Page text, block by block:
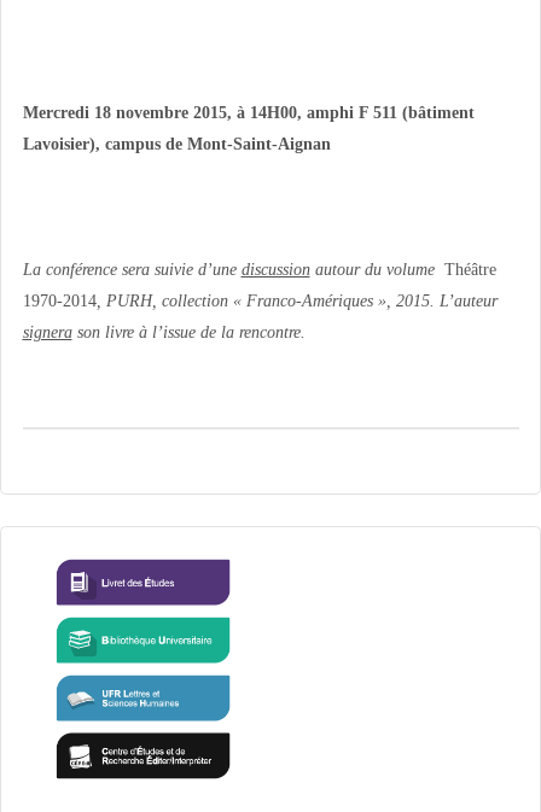
Mercredi 18 novembre 2015, à 14H00, amphi F 511 (bâtiment
Lavoisier), campus de Mont-Saint-Aignan
La conférence sera suivie d’une discussionautour du volume Théâtre
1970-2014, PURH, collection « Franco-Amériques », 2015. L’auteur
signerason livre à l’issue de la rencontre.